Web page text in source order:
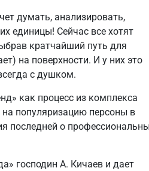
думать, анализировать,
единицы! Сейчас все хотят
кратчайший путь для
на поверхности. И у них это
с душком.
как процесс из комплекса
популяризацию персоны в
последней о
господин А. Кичаев и дает